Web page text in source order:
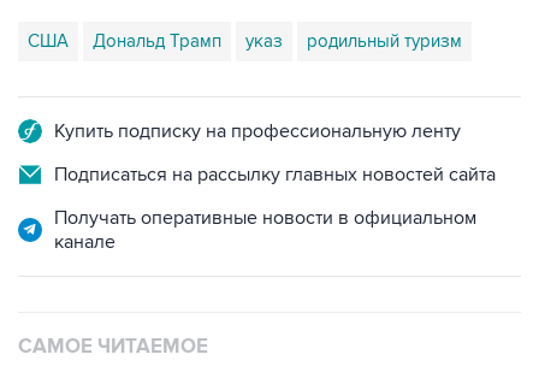
США Дональд Трамп указ родильный туризм
Купить подписку на профессиональную ленту
Подписаться на рассылку главных новостей сайта
Получать оперативные новости в официальном
канале
САМОЕ ЧИТАЕМОЕ